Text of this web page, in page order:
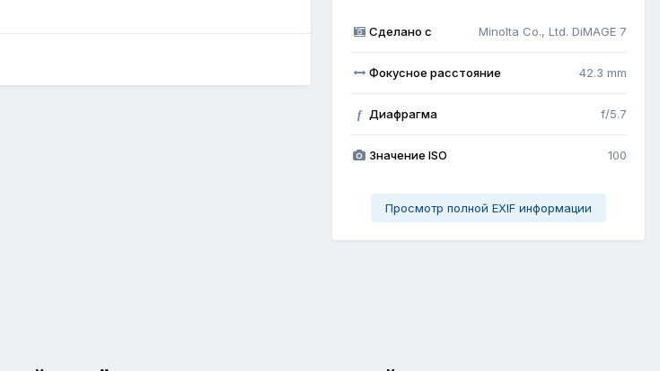
Сделано с Minolta Co., Ltd. DiMAGE 7
Фокусное расстояние 42.3 mm
f Диафрагма f/5.7
Значение ISO 100
Просмотр полной EXIF информации